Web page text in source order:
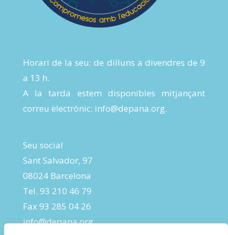
Horari de la seu: de dilluns a divendres de 9
a 13 h.
A la tarda estem disponibles mitjançant
correu electrònic: info@depana.org.
Seu social
Sant Salvador, 97
08024 Barcelona
Tel. 93 210 46 79
Fax 93 285 04 26
info@depana.org